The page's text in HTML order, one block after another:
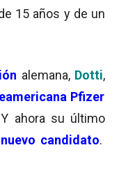
15 años y de un
alemana, Dotti,
Pfizer
ahora su último
candidato.